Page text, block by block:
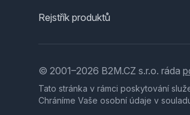
Rejstřík produktů
© 2001–2026 B2M.CZ s.r.o. ráda
Tato stránka v rámci poskytování
Chráníme Vaše osobní údaje v